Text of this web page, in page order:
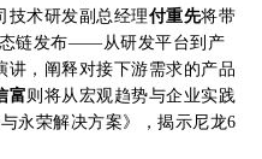
技术研发副总经理付重先将带
态链发布——从研发平台到产
讲，阐释对接下游需求的产品
富则将从宏观趋势与企业实践
永荣解决方案》，揭示尼龙6